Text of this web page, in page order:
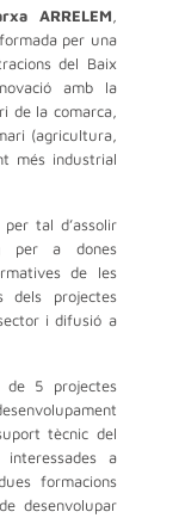
ARRELEM
, formada per una
del Baix
amb la
de la comarca,
(agricultura,
més industrial
tal d’assolir
per a dones
de les
dels projectes
i difusió a
de 5 projectes
tècnic del
interessades a
formacions
desenvolupar